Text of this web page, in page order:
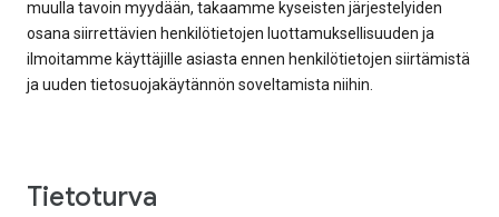
muulla tavoin myydään, takaamme kyseisten järjestelyiden
osana siirrettävien henkilötietojen luottamuksellisuuden ja
ilmoitamme käyttäjille asiasta ennen henkilötietojen siirtämistä
ja uuden tietosuojakäytännön soveltamista niihin.
Tietoturva